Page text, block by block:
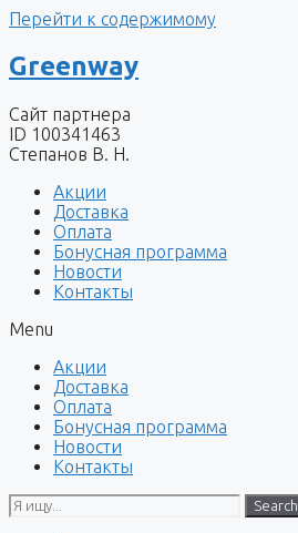
Перейти к содержимому
Greenway
Сайт партнера
ID 100341463
Степанов В. Н.
Акции
Доставка
Оплата
Бонусная программа
Новости
Контакты
Menu
Акции
Доставка
Оплата
Бонусная программа
Новости
Контакты
Search